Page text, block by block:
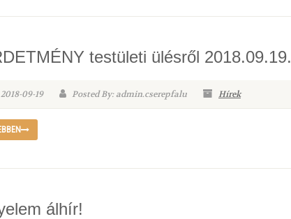
testületi ülésről 2018.09.19.
2018-09-19 Posted By: admin.cserepfalu Hírek
álhír!